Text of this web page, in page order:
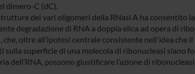
dimero-C (dC).
dei vari oligomeri della RNasi A ha consentito
degradazione di RNA a doppia elica ad opera di
oltre all’ipotesi centrale consistente nell'idea che
sulla superficie di una molecola di ribonucleasi siano
dell’RNA, possono giustificare l’azione di